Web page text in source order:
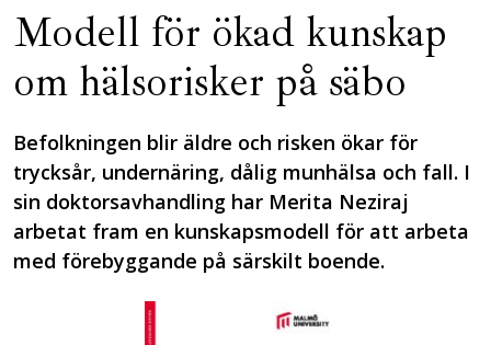
Modell för ökad kunskap
om hälsorisker på säbo
Befolkningen blir äldre och risken ökar för
trycksår, undernäring, dålig munhälsa och fall. I
sin doktorsavhandling har Merita Neziraj
arbetat fram en kunskapsmodell för att arbeta
med förebyggande på särskilt boende.